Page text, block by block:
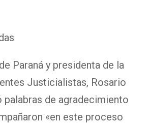
Paraná y presidenta de la
Justicialistas, Rosario
palabras de agradecimiento
«en este proceso